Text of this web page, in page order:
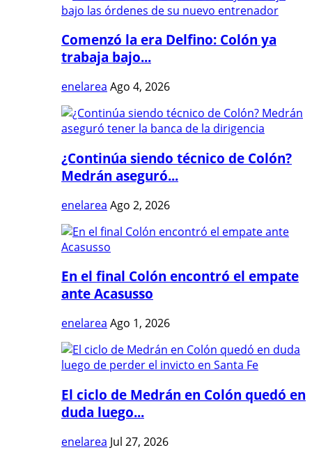
Comenzó la era Delfino: Colón ya
trabaja bajo...
enelarea Ago 4, 2026
¿Continúa siendo técnico de Colón?
Medrán aseguró...
enelarea Ago 2, 2026
En el final Colón encontró el empate
ante Acasusso
enelarea Ago 1, 2026
El ciclo de Medrán en Colón quedó en
duda luego...
enelarea Jul 27, 2026